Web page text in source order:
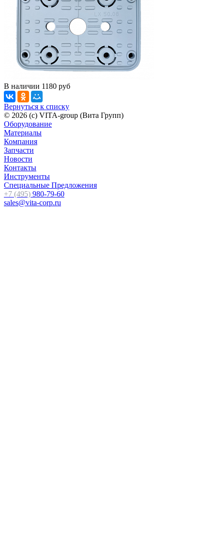
В наличии 1180 руб
Вернуться к списку
© 2026 (c) VITA-group (Вита Групп)
Оборудование
Материалы
Компания
Запчасти
Новости
Контакты
Инструменты
Специальные Предложения
+7 (495) 980-79-60
sales@vita-corp.ru